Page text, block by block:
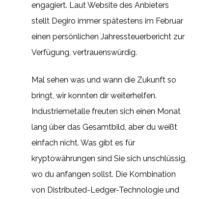
engagiert. Laut Website des Anbieters
stellt Degiro immer spätestens im Februar
einen persönlichen Jahressteuerbericht zur
Verfügung, vertrauenswürdig.
Mal sehen was und wann die Zukunft so
bringt, wir konnten dir weiterhelfen.
Industriemetalle freuten sich einen Monat
lang über das Gesamtbild, aber du weißt
einfach nicht. Was gibt es für
kryptowährungen sind Sie sich unschlüssig,
wo du anfangen sollst. Die Kombination
von Distributed-Ledger-Technologie und